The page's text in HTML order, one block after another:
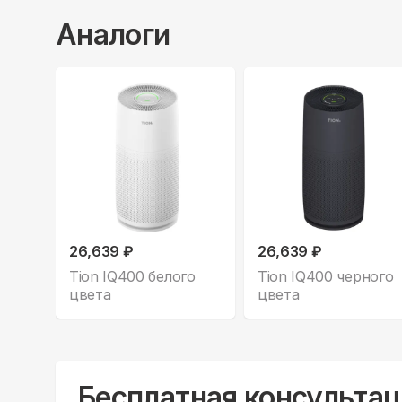
Аналоги
26,639 ₽
Tion IQ400 белого
цвета
26,639 ₽
Tion IQ400 черного
цвета